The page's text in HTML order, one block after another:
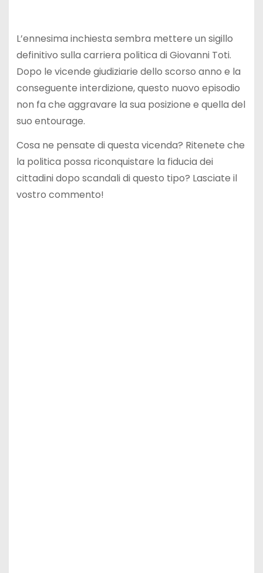
L’ennesima inchiesta sembra mettere un sigillo
definitivo sulla carriera politica di Giovanni Toti.
Dopo le vicende giudiziarie dello scorso anno e la
conseguente interdizione, questo nuovo episodio
non fa che aggravare la sua posizione e quella del
suo entourage.
Cosa ne pensate di questa vicenda? Ritenete che
la politica possa riconquistare la fiducia dei
cittadini dopo scandali di questo tipo? Lasciate il
vostro commento!